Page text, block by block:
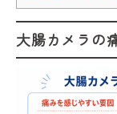
大腸カメラの